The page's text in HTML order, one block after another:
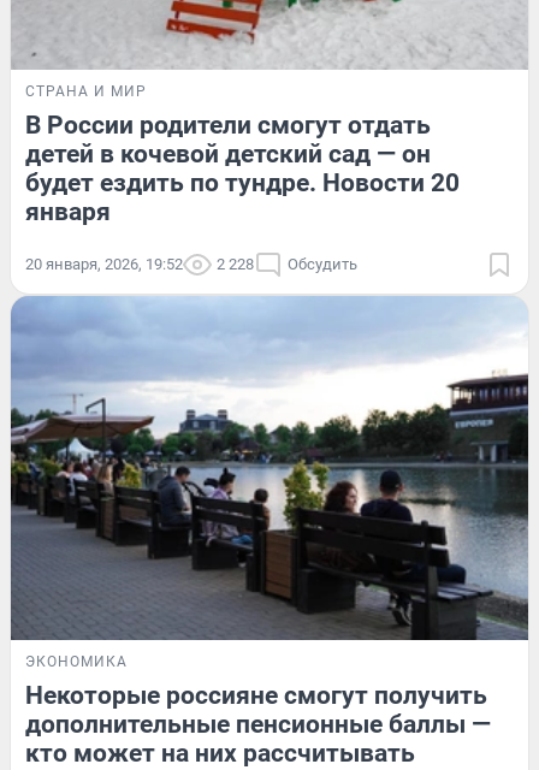
СТРАНА И МИР
В России родители смогут отдать
детей в кочевой детский сад — он
будет ездить по тундре. Новости 20
января
20 января, 2026, 19:52 2 228 Обсудить
ЭКОНОМИКА
Некоторые россияне смогут получить
дополнительные пенсионные баллы —
кто может на них рассчитывать